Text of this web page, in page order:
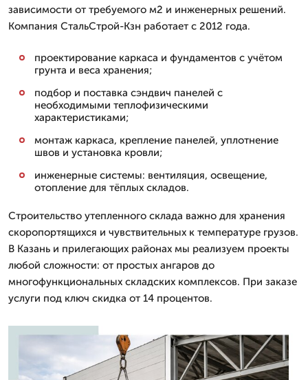
зависимости от требуемого м2 и инженерных решений.
Компания СтальСтрой-Кзн работает с 2012 года.
проектирование каркаса и фундаментов с учётом
грунта и веса хранения;
подбор и поставка сэндвич панелей с
необходимыми теплофизическими
характеристиками;
монтаж каркаса, крепление панелей, уплотнение
швов и установка кровли;
инженерные системы: вентиляция, освещение,
отопление для тёплых складов.
Строительство утепленного склада важно для хранения
скоропортящихся и чувствительных к температуре грузов.
В Казань и прилегающих районах мы реализуем проекты
любой сложности: от простых ангаров до
многофункциональных складских комплексов. При заказе
услуги под ключ скидка от 14 процентов.